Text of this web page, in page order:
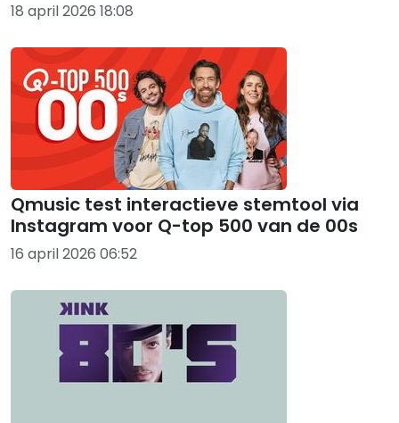
18 april 2026 18:08
Qmusic test interactieve stemtool via
Instagram voor Q-top 500 van de 00s
16 april 2026 06:52